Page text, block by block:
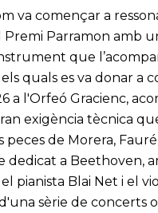
va començar a
Premi Parramon amb
que
quals es va donar a
a l'Orfeó Gracienc,
exigència tècnica
peces de Morera,
dedicat a Beethoven,
pianista Blai Net i el
sèrie de concerts